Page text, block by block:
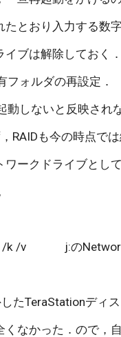
とおり入力する数
ブは解除しておく．
フォルダの再設定．
動しないと反映され
RAIDも今の時点で
ークドライブとし
/v              j:の
たTeraStationディ
なかった．ので，